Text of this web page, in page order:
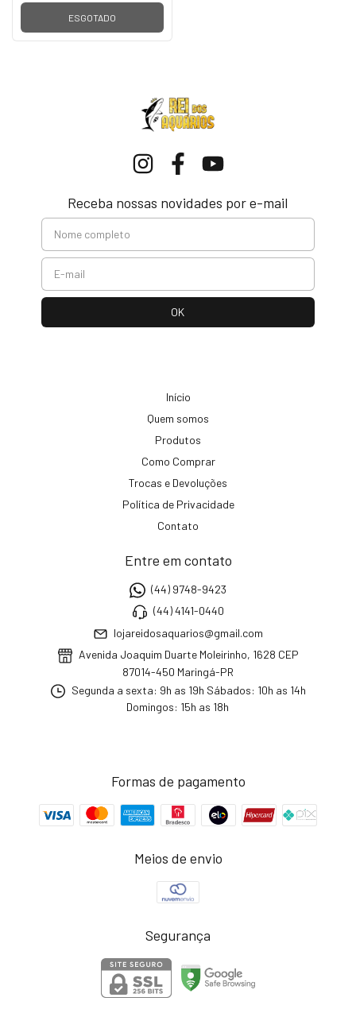
ESGOTADO
Receba nossas novidades por e-mail
Início
Quem somos
Produtos
Como Comprar
Trocas e Devoluções
Política de Privacidade
Contato
Entre em contato
(44) 9748-9423
(44) 4141-0440
lojareidosaquarios@gmail.com
Avenida Joaquim Duarte Moleirinho, 1628 CEP
87014-450 Maringá-PR
Segunda a sexta: 9h as 19h Sábados: 10h as 14h
Domingos: 15h as 18h
Formas de pagamento
Meios de envio
Segurança